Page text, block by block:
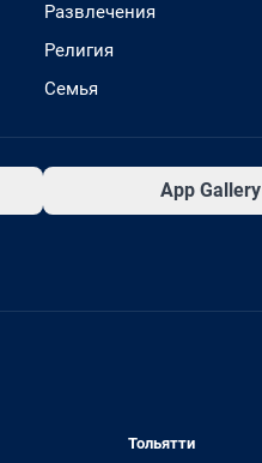
Развлечения
Религия
Семья
App Gallery
Тольятти